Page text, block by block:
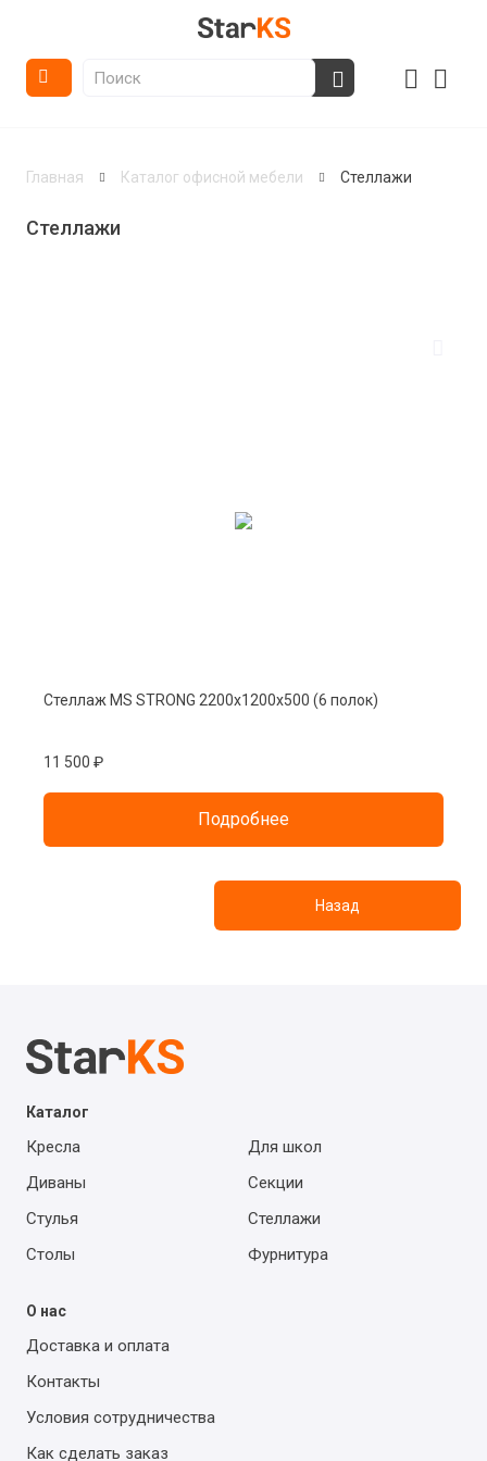
Главная Каталог офисной мебели Стеллажи
Стеллажи
Стеллаж MS STRONG 2200х1200х500 (6 полок)
11 500 ₽
Подробнее
Назад
Каталог
Кресла
Диваны
Стулья
Столы
Для школ
Секции
Стеллажи
Фурнитура
О нас
Доставка и оплата
Контакты
Условия сотрудничества
Как сделать заказ